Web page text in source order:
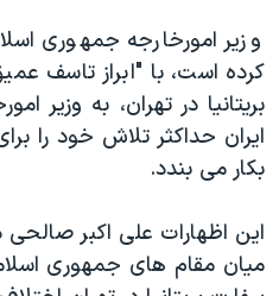
تریبونال مردمی آبان ۹۸
دادگاه حمید نوری
چهل سال گروگان‌گیری
اعتراضات مردمی آبان ۹۸
اسرائیل در جنگ
وزیر امورخارجه جمهوری
کرده است، با "ابراز تاسف
بریتانیا در تهران، به وزیر
ایران حداکثر تلاش خود را
بکار می بندد.
این اظهارات علی اکبر
میان مقام های جمهوری